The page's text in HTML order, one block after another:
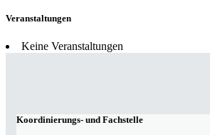
Veranstaltungen
Keine Veranstaltungen
Koordinierungs- und Fachstelle